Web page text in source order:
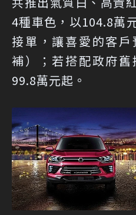
4種車色，以104.8萬
接單，讓喜愛的客
補）；若搭配政府
99.8萬元起。